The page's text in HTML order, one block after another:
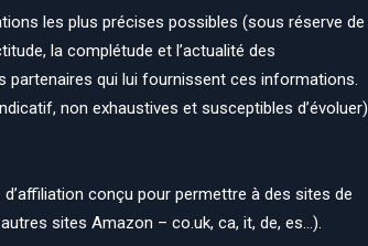
les plus précises possibles (sous réserve de
la complétude et l’actualité des
qui lui fournissent ces informations.
non exhaustives et susceptibles d’évoluer)
conçu pour permettre à des sites de
sites Amazon – co.uk, ca, it, de, es…).